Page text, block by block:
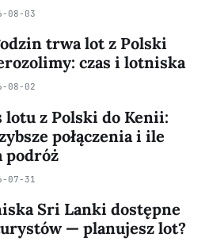
08-03
trwa lot z Polski
czas i lotniska
08-02
lotu z Polski do Kenii:
połączenia i ile
podróż
07-31
Sri Lanki dostępne
— planujesz lot?